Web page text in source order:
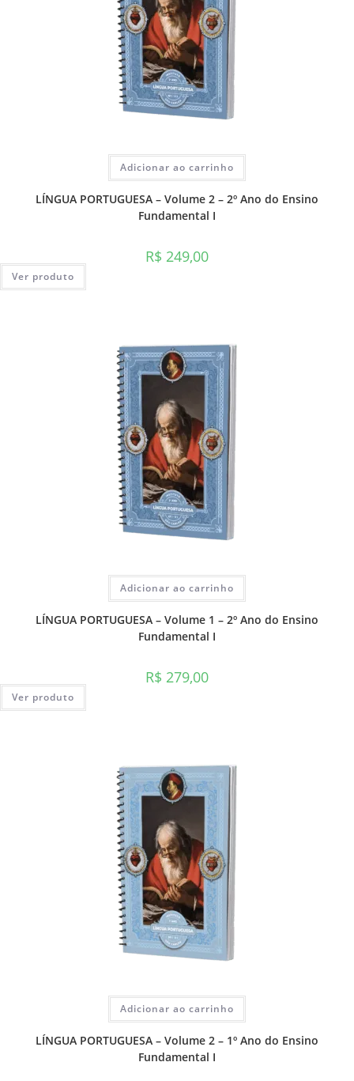
Adicionar ao carrinho
LÍNGUA PORTUGUESA – Volume 2 – 2º Ano do Ensino
Fundamental I
R$ 249,00
Ver produto
Adicionar ao carrinho
LÍNGUA PORTUGUESA – Volume 1 – 2º Ano do Ensino
Fundamental I
R$ 279,00
Ver produto
Adicionar ao carrinho
LÍNGUA PORTUGUESA – Volume 2 – 1º Ano do Ensino
Fundamental I